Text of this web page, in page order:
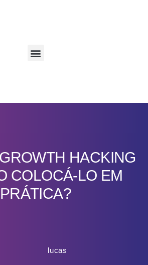
HACKING
COLOCÁ-LO EM
PRÁTICA?
lucas